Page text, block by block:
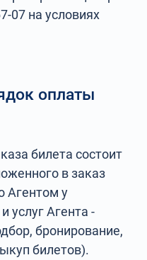
07 на условиях
оплаты
билета состоит
в заказ
Агентом у
услуг Агента -
бронирование,
билетов).